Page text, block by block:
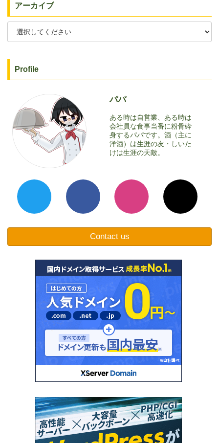
アーカイブ
Profile
パパ
ある時は自営業、ある時は
会社員な食事当番に粉骨砕
身するパパです。酒（主に
洋酒）は生涯の友・しいた
けは生涯の天敵。
Contact us